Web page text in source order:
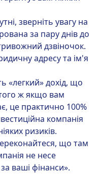
зверніть увагу на
за пару днів до
дзвіночок.
адресу та ім'я
«легкий» дохід, що
ж якщо вам
це практично 100%
компанія
ризиків.
що там
не несе
ваші фінанси».